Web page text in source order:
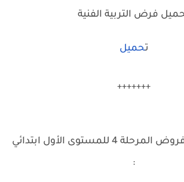
فرض التربية الفنية
تحميل
+++++++
تحميل مزيد من فروض المرحلة 4 للمستوى الأول ابتدائي
: